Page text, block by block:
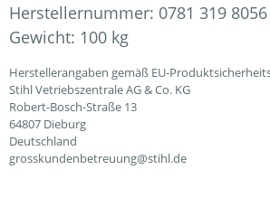
Herstellernummer: 0781 319 8056
Gewicht: 100 kg
Herstellerangaben gemäß EU-
Stihl Vetriebszentrale AG & Co. KG
Robert-Bosch-Straße 13
64807 Dieburg
Deutschland
grosskundenbetreuung@stihl.de